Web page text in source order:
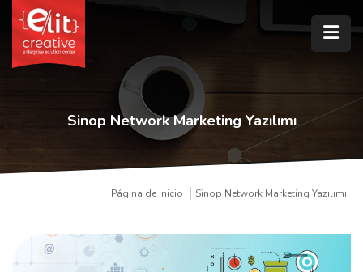
Sinop Network Marketing Yazılımı
Página de inicio Sinop Network Marketing Yazılımı